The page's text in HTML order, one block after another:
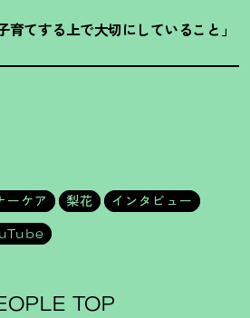
てする上で大切にしていること」
ーケア 梨花
インタビュー
TOP